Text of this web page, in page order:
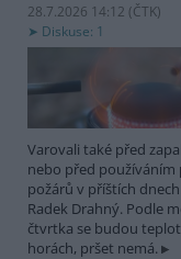
28.7.2026 14:12 (ČTK)
Diskuse: 1
Varovali také před
nebo před používáním
požárů v příštích
Radek Drahný. Podle
čtvrtka se budou
horách, pršet nemá.